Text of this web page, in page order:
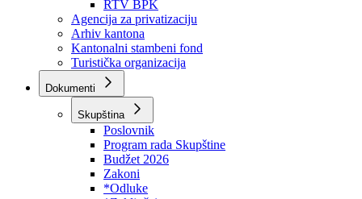
Javna preduzeća
BPK šume
RTV BPK
Agencija za privatizaciju
Arhiv kantona
Kantonalni stambeni fond
Turistička organizacija
Dokumenti
Skupština
Poslovnik
Program rada Skupštine